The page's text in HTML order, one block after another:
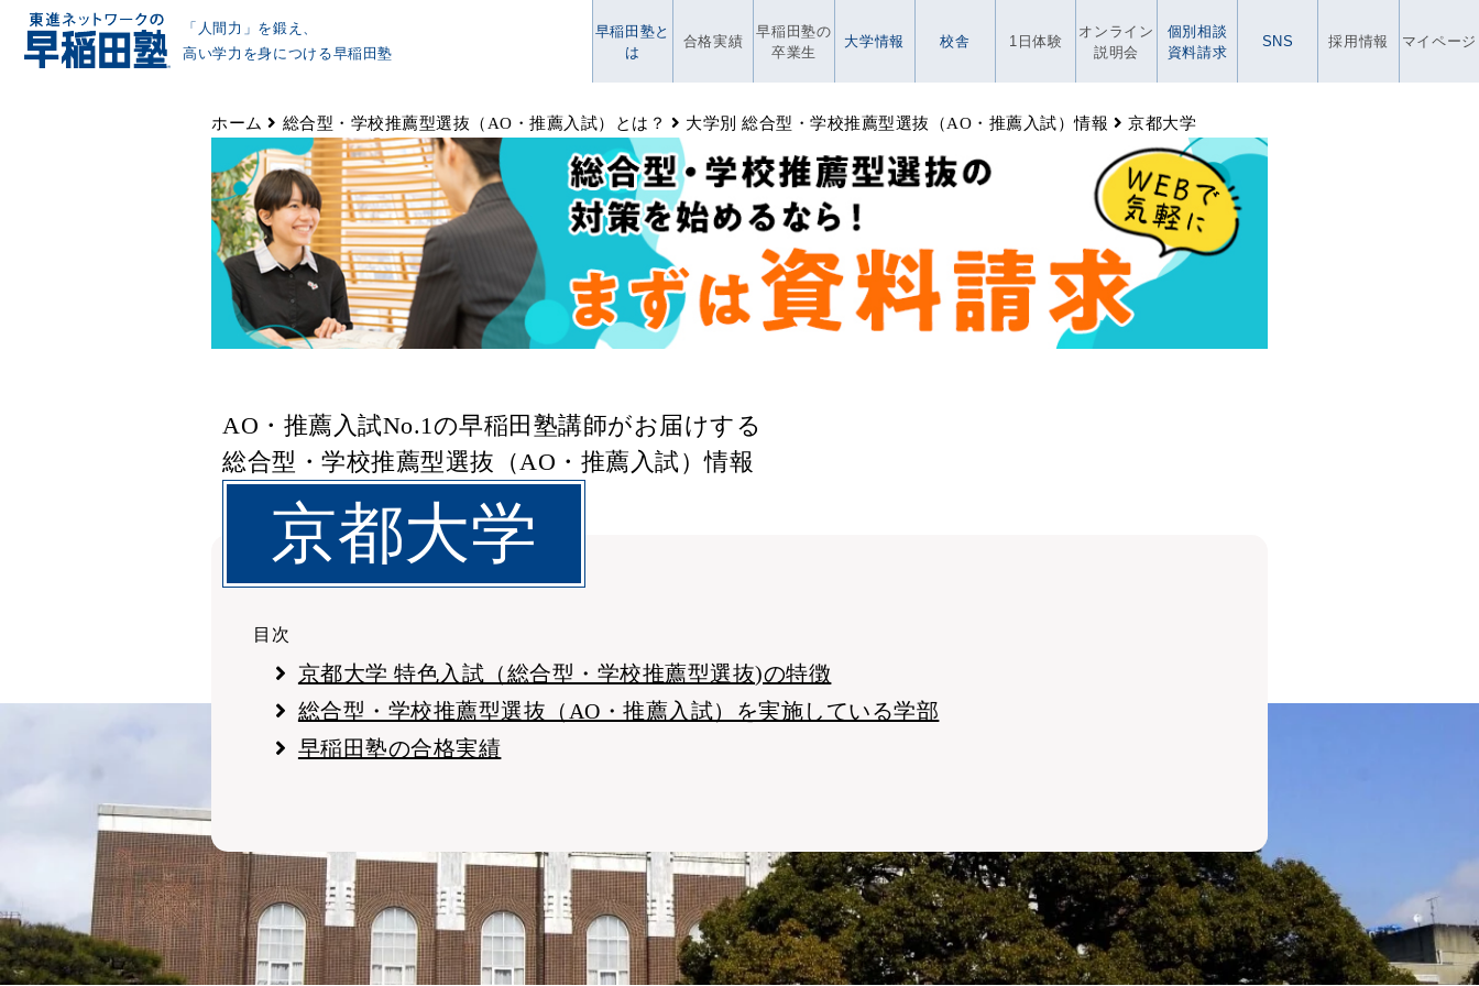
「人間力」を鍛え、
高い学力を身につける早稲田塾
早稲田塾と
は
合格実績
早稲田塾の
卒業生
大学情報 校舎 1日体験
オンライン
説明会
個別相談
資料請求
SNS 採用情報 マイページ
ホーム 総合型・学校推薦型選抜（AO・推薦入試）とは？ 大学別 総合型・学校推薦型選抜（AO・推薦入試）情報 京都大学
AO・推薦入試No.1の早稲田塾講師がお届けする
総合型・学校推薦型選抜（AO・推薦入試）情報
京都大学
目次
京都大学 特色入試（総合型・学校推薦型選抜)の特徴
総合型・学校推薦型選抜（AO・推薦入試）を実施している学部
早稲田塾の合格実績